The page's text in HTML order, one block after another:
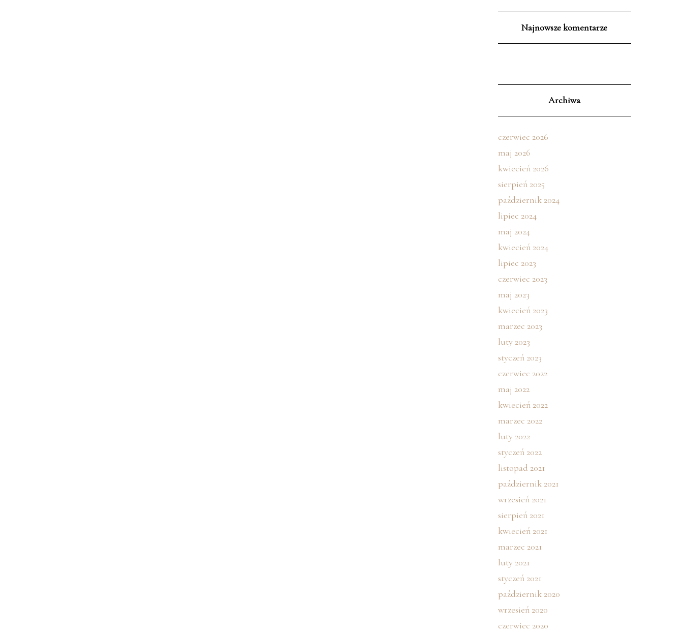
Najnowsze komentarze
Archiwa
czerwiec 2026
maj 2026
kwiecień 2026
sierpień 2025
październik 2024
lipiec 2024
maj 2024
kwiecień 2024
lipiec 2023
czerwiec 2023
maj 2023
kwiecień 2023
marzec 2023
luty 2023
styczeń 2023
czerwiec 2022
maj 2022
kwiecień 2022
marzec 2022
luty 2022
styczeń 2022
listopad 2021
październik 2021
wrzesień 2021
sierpień 2021
kwiecień 2021
marzec 2021
luty 2021
styczeń 2021
październik 2020
wrzesień 2020
czerwiec 2020